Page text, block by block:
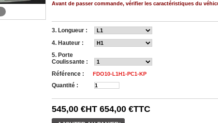
Avant de passer commande, vérifier les caractéristiques du
3. Longueur :
4. Hauteur :
5. Porte
Coulissante :
Référence :
FDO10-L1H1-PC1-KP
Quantité :
545,00 €HT 654,00 €TTC